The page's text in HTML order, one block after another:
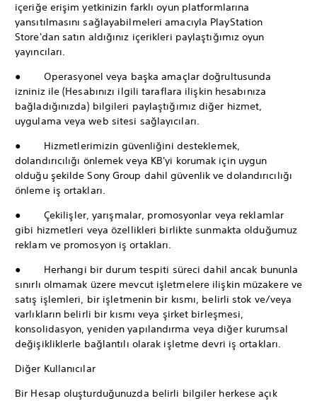
içeriğe erişim yetkinizin farklı oyun platformlarına
yansıtılmasını sağlayabilmeleri amacıyla PlayStation
Store'dan satın aldığınız içerikleri paylaştığımız oyun
yayıncıları.
● Operasyonel veya başka amaçlar doğrultusunda
izniniz ile (Hesabınızı ilgili taraflara ilişkin hesabınıza
bağladığınızda) bilgileri paylaştığımız diğer hizmet,
uygulama veya web sitesi sağlayıcıları.
● Hizmetlerimizin güvenliğini desteklemek,
dolandırıcılığı önlemek veya KB'yi korumak için uygun
olduğu şekilde Sony Group dahil güvenlik ve dolandırıcılığı
önleme iş ortakları.
● Çekilişler, yarışmalar, promosyonlar veya reklamlar
gibi hizmetleri veya özellikleri birlikte sunmakta olduğumuz
reklam ve promosyon iş ortakları.
● Herhangi bir durum tespiti süreci dahil ancak bununla
sınırlı olmamak üzere mevcut işletmelere ilişkin müzakere ve
satış işlemleri, bir işletmenin bir kısmı, belirli stok ve/veya
varlıkların belirli bir kısmı veya şirket birleşmesi,
konsolidasyon, yeniden yapılandırma veya diğer kurumsal
değişikliklerle bağlantılı olarak işletme devri iş ortakları.
Diğer Kullanıcılar
Bir Hesap oluşturduğunuzda belirli bilgiler herkese açık